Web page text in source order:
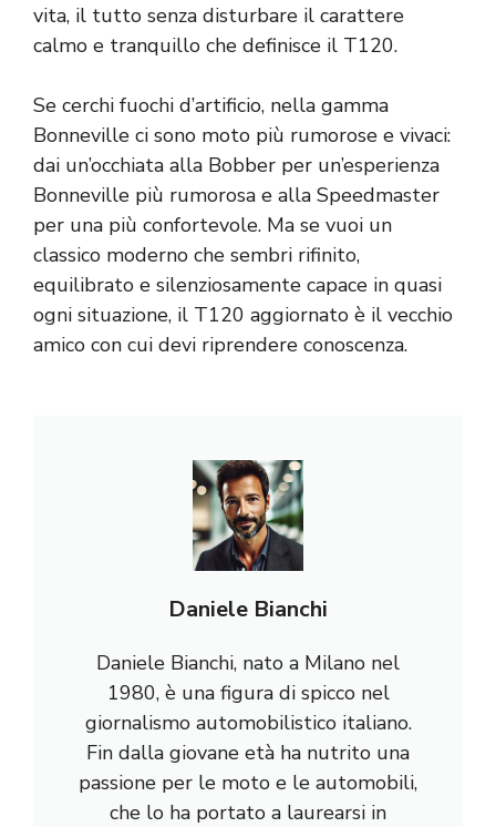
vita, il tutto senza disturbare il carattere
calmo e tranquillo che definisce il T120.
Se cerchi fuochi d’artificio, nella gamma
Bonneville ci sono moto più rumorose e vivaci:
dai un’occhiata alla Bobber per un’esperienza
Bonneville più rumorosa e alla Speedmaster
per una più confortevole. Ma se vuoi un
classico moderno che sembri rifinito,
equilibrato e silenziosamente capace in quasi
ogni situazione, il T120 aggiornato è il vecchio
amico con cui devi riprendere conoscenza.
Daniele Bianchi
Daniele Bianchi, nato a Milano nel
1980, è una figura di spicco nel
giornalismo automobilistico italiano.
Fin dalla giovane età ha nutrito una
passione per le moto e le automobili,
che lo ha portato a laurearsi in